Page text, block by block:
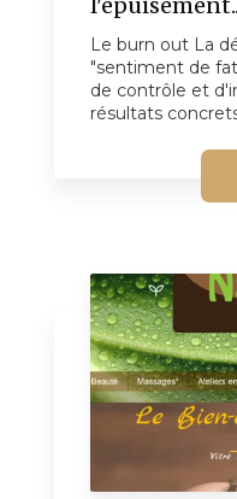
Le burn out La
"sentiment de
de contrôle et
résultats